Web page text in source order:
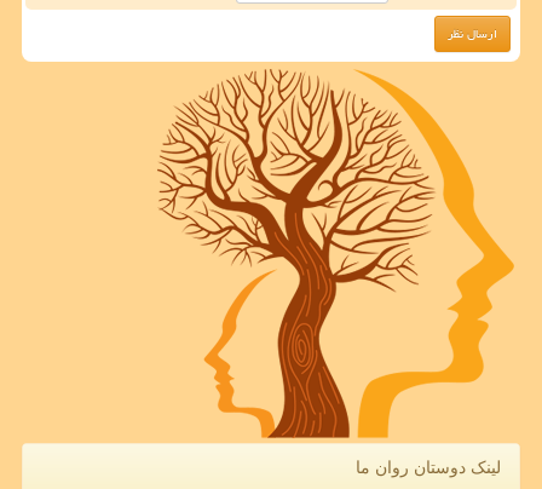
لینک دوستان روان ما